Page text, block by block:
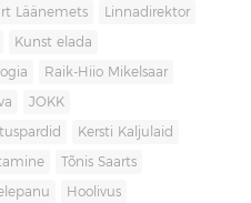
Läänemets Linnadirektor
Kunst elada
Raik-Hiio Mikelsaar
JOKK
Kersti Kaljulaid
Tõnis Saarts
Hoolivus